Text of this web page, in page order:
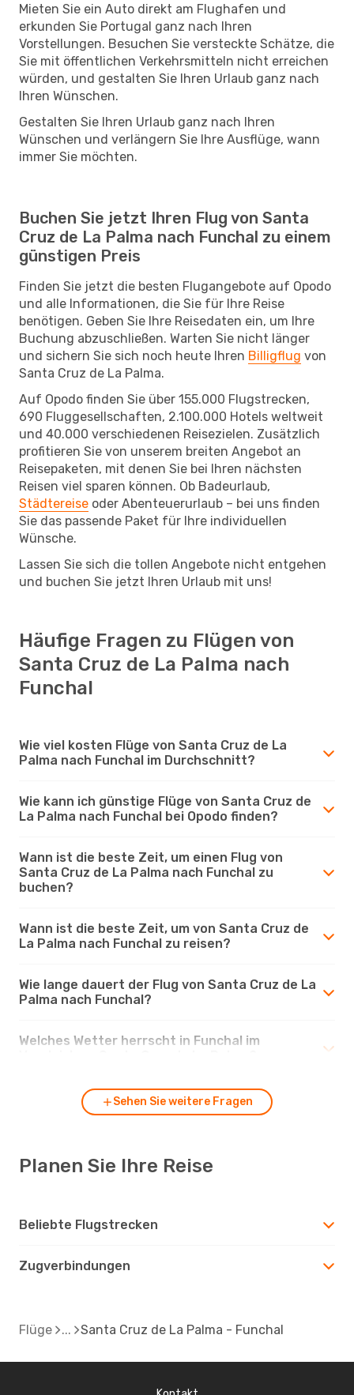
Mieten Sie ein Auto direkt am Flughafen und
erkunden Sie Portugal ganz nach Ihren
Vorstellungen. Besuchen Sie versteckte Schätze, die
Sie mit öffentlichen Verkehrsmitteln nicht erreichen
würden, und gestalten Sie Ihren Urlaub ganz nach
Ihren Wünschen.
Gestalten Sie Ihren Urlaub ganz nach Ihren
Wünschen und verlängern Sie Ihre Ausflüge, wann
immer Sie möchten.
Buchen Sie jetzt Ihren Flug von Santa
Cruz de La Palma nach Funchal zu einem
günstigen Preis
Finden Sie jetzt die besten Flugangebote auf Opodo
und alle Informationen, die Sie für Ihre Reise
benötigen. Geben Sie Ihre Reisedaten ein, um Ihre
Buchung abzuschließen. Warten Sie nicht länger
und sichern Sie sich noch heute Ihren Billigflug von
Santa Cruz de La Palma.
Auf Opodo finden Sie über 155.000 Flugstrecken,
690 Fluggesellschaften, 2.100.000 Hotels weltweit
und 40.000 verschiedenen Reisezielen. Zusätzlich
profitieren Sie von unserem breiten Angebot an
Reisepaketen, mit denen Sie bei Ihren nächsten
Reisen viel sparen können. Ob Badeurlaub,
Städtereise oder Abenteuerurlaub – bei uns finden
Sie das passende Paket für Ihre individuellen
Wünsche.
Lassen Sie sich die tollen Angebote nicht entgehen
und buchen Sie jetzt Ihren Urlaub mit uns!
Häufige Fragen zu Flügen von
Santa Cruz de La Palma nach
Funchal
Wie viel kosten Flüge von Santa Cruz de La
Palma nach Funchal im Durchschnitt?
Wie kann ich günstige Flüge von Santa Cruz de
La Palma nach Funchal bei Opodo finden?
Wann ist die beste Zeit, um einen Flug von
Santa Cruz de La Palma nach Funchal zu
buchen?
Wann ist die beste Zeit, um von Santa Cruz de
La Palma nach Funchal zu reisen?
Wie lange dauert der Flug von Santa Cruz de La
Palma nach Funchal?
Welches Wetter herrscht in Funchal im
Sehen Sie weitere Fragen
Planen Sie Ihre Reise
Beliebte Flugstrecken
Zugverbindungen
Flüge Santa Cruz de La Palma - Funchal